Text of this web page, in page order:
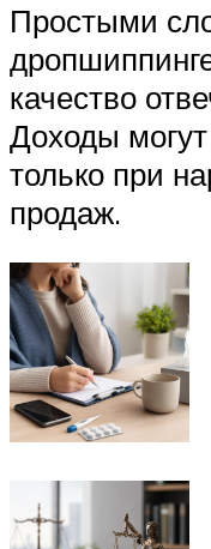
Простыми
качество
Доходы
только при
продаж.